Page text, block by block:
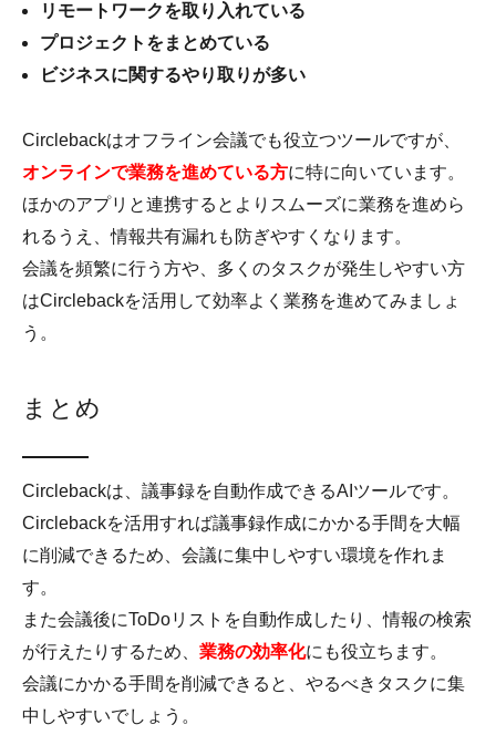
リモートワークを取り入れている
プロジェクトをまとめている
ビジネスに関するやり取りが多い
Circlebackはオフライン会議でも役立つツールですが、
オンラインで業務を進めている方に特に向いています。
ほかのアプリと連携するとよりスムーズに業務を進めら
れるうえ、情報共有漏れも防ぎやすくなります。
会議を頻繁に行う方や、多くのタスクが発生しやすい方
はCirclebackを活用して効率よく業務を進めてみましょ
う。
まとめ
Circlebackは、議事録を自動作成できるAIツールです。
Circlebackを活用すれば議事録作成にかかる手間を大幅
に削減できるため、会議に集中しやすい環境を作れま
す。
また会議後にToDoリストを自動作成したり、情報の検索
が行えたりするため、 業務の効率化にも役立ちます。
会議にかかる手間を削減できると、やるべきタスクに集
中しやすいでしょう。